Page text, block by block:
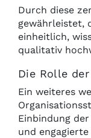
Durch diese
gewährleistet,
einheitlich,
qualitativ
Die Rolle
Ein weiteres
Einbindung
und